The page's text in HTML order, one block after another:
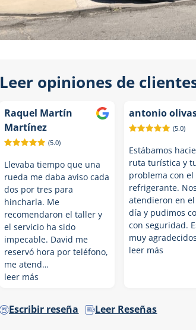
of
3
Leer opiniones de
Raquel Martín
Martínez
(5.0)
Llevaba tiempo que una
rueda me daba aviso cada
dos por tres para
hincharla. Me
recomendaron el taller y
el servicio ha sido
impecable. David me
reservó hora por teléfono,
me atend…
leer más
antonio
(5.0)
Estábamos
ruta turística y
problema con
refrigerante. Nos
atendieron en
día y pudimos
con seguridad.
muy
leer más
Escribir reseña Leer Reseñas